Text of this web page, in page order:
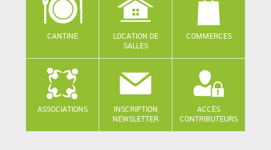
CANTINE
LOCATION DE
SALLES
COMMERCES
ASSOCIATIONS
INSCRIPTION
NEWSLETTER
ACCÈS
CONTRIBUTEURS